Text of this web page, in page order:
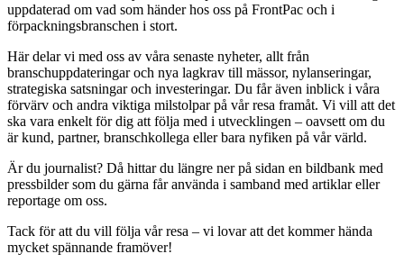
uppdaterad om vad som händer hos oss på FrontPac och i
förpackningsbranschen i stort.
Här delar vi med oss av våra senaste nyheter, allt från
branschuppdateringar och nya lagkrav till mässor, nylanseringar,
strategiska satsningar och investeringar. Du får även inblick i våra
förvärv och andra viktiga milstolpar på vår resa framåt. Vi vill att det
ska vara enkelt för dig att följa med i utvecklingen – oavsett om du
är kund, partner, branschkollega eller bara nyfiken på vår värld.
Är du journalist? Då hittar du längre ner på sidan en bildbank med
pressbilder som du gärna får använda i samband med artiklar eller
reportage om oss.
Tack för att du vill följa vår resa – vi lovar att det kommer hända
mycket spännande framöver!